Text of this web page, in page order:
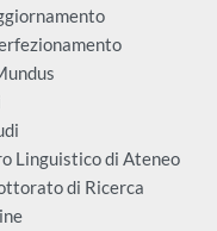
Linguistico di Ateneo
di Ricerca